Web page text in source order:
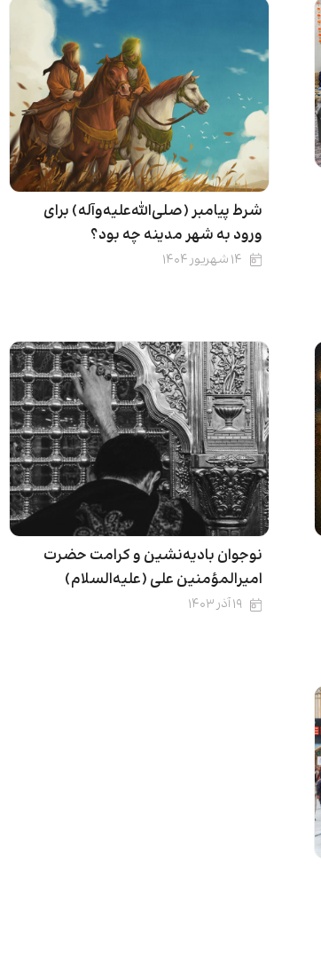
شرط پیامبر (صلی‌الله‌علیه‌وآله) برای
ورود به شهر مدینه چه بود؟
۱۴ شهریور ۱۴۰۴
نوجوان بادیه‌نشین و کرامت حضرت
امیرالمؤمنین علی (علیه‌السلام)
۱۹ آذر ۱۴۰۳